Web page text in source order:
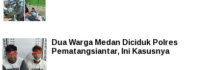
Dua Warga Medan Diciduk Polres
Pematangsiantar, Ini Kasusnya